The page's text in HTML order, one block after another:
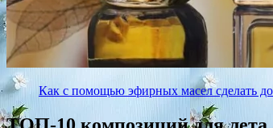
Как с помощью эфирных масел сделать